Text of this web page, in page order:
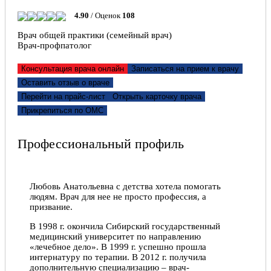
4.90 / Оценок 108
Врач общей практики (семейный врач)
Врач-профпатолог
Консультация врача онлайн
Записаться на прием к врачу
Оставить отзыв о враче
Перейти на прайс-лист
Открыть карточку врача
Прикрепиться по ОМС
Профессиональный профиль
Любовь Анатольевна с детства хотела помогать
людям. Врач для нее не просто профессия, а
призвание.
В 1998 г. окончила Сибирский государственный
медицинский университет по направлению
«лечебное дело». В 1999 г. успешно прошла
интернатуру по терапии. В 2012 г. получила
дополнительную специализацию – врач-